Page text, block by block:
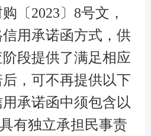
〔2023〕8号文，
用承诺函方式，供
段提供了满足相应
，可不再提供以下
承诺函中须包含以
有独立承担民事责